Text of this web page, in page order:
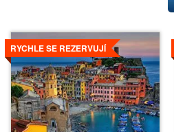
RYCHLE SE REZERVUJÍ
Více